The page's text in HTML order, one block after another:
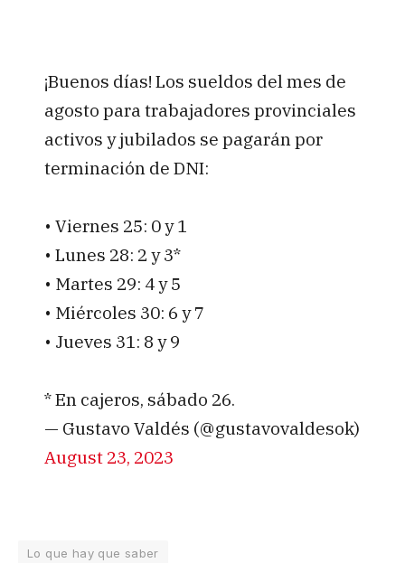
¡Buenos días! Los sueldos del mes de
agosto para trabajadores provinciales
activos y jubilados se pagarán por
terminación de DNI:
• Viernes 25: 0 y 1
• Lunes 28: 2 y 3*
• Martes 29: 4 y 5
• Miércoles 30: 6 y 7
• Jueves 31: 8 y 9
* En cajeros, sábado 26.
— Gustavo Valdés (@gustavovaldesok)
August 23, 2023
Lo que hay que saber